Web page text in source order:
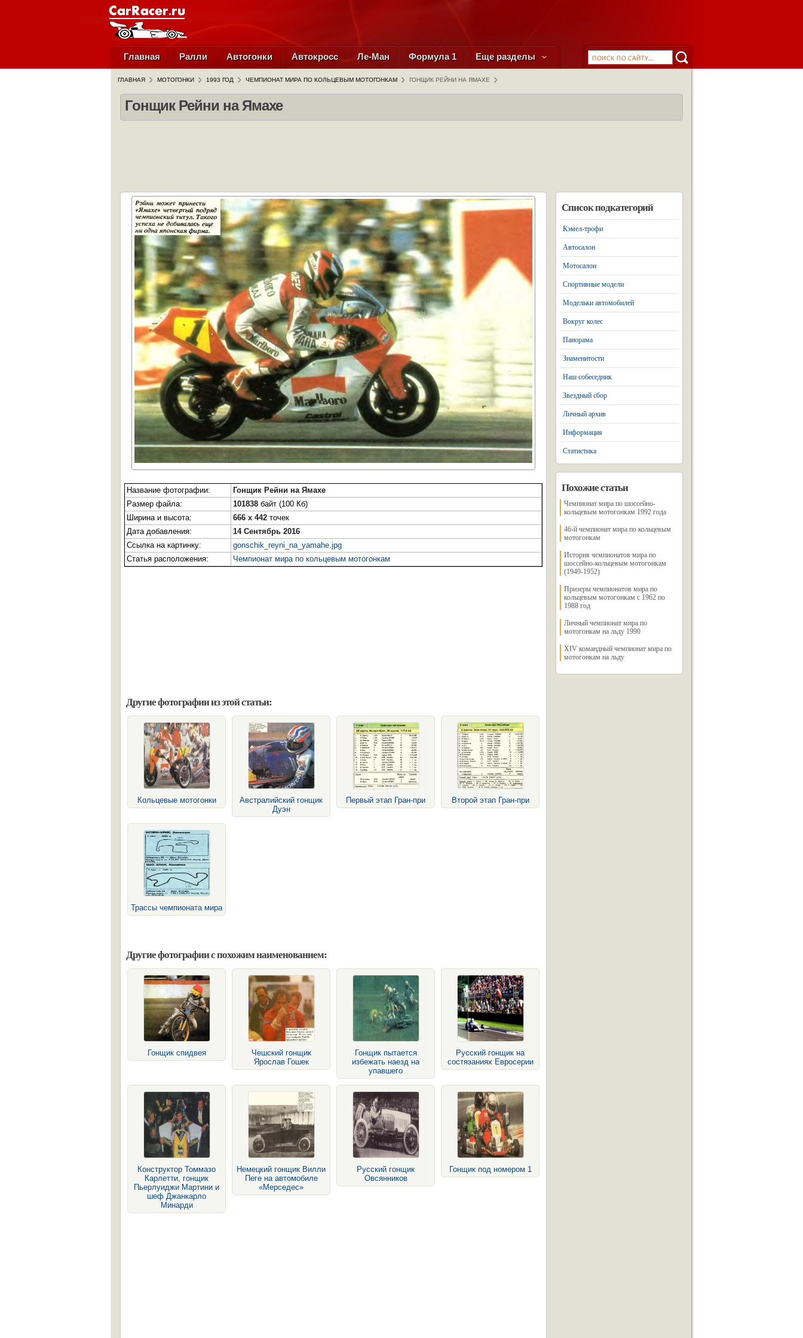
Главная Ралли Автогонки Автокросс Ле-Ман Формула 1 Еще разделы
ГЛАВНАЯ МОТОГОНКИ 1993 ГОД ЧЕМПИОНАТ МИРА ПО КОЛЬЦЕВЫМ МОТОГОНКАМ ГОНЩИК РЕЙНИ НА ЯМАХЕ
Гонщик Рейни на Ямахе
Название фотографии:
Гонщик Рейни на Ямахе
Размер файла:
101838 байт (100 Кб)
Ширина и высота:
666 x 442 точек
Дата добавления:
14 Сентябрь 2016
Ссылка на картинку:
gonschik_reyni_na_yamahe.jpg
Статья расположения:
Чемпионат мира по кольцевым мотогонкам
Другие фотографии из этой статьи:
Кольцевые мотогонки
Австралийский гонщик
Дуэн
Первый этап Гран-при Второй этап Гран-при
Трассы чемпионата мира
Другие фотографии с похожим наименованием:
Гонщик спидвея
Чешский гонщик
Ярослав Гошек
Гонщик пытается
избежать наезд на
упавшего
Русский гонщик на
состязаниях Евросерии
Конструктор Томмазо
Карлетти, гонщик
Пьерлуиджи Мартини и
шеф Джанкарло
Минарди
Немецкий гонщик Вилли
Пеге на автомобиле
«Мерседес»
Русский гонщик
Овсянников
Гонщик под номером 1
Список подкатегорий
Кэмел-трофи
Автосалон
Мотосалон
Спортивные модели
Модельки автомобилей
Вокруг колес
Панорама
Знаменитости
Наш собеседник
Звездный сбор
Личный архив
Информация
Статистика
Похожие статьи
Чемпионат мира по шоссейно-
кольцевым мотогонкам 1992 года
46-й чемпионат мира по кольцевым
мотогонкам
История чемпионатов мира по
шоссейно-кольцевым мотогонкам
(1949-1952)
Призеры чемпионатов мира по
кольцевым мотогонкам с 1962 по
1988 год
Личный чемпионат мира по
мотогонкам на льду 1990
XIV командный чемпионат мира по
мотогонкам на льду